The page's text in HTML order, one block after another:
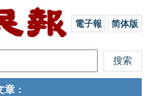
電子報 简体版
章 ：